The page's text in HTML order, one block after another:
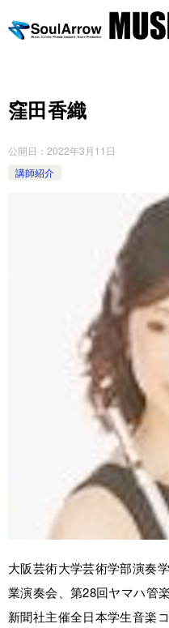
窪田香織
公開日： 2022年3月11日
講師紹介
大阪芸術大学芸術学部演奏
業演奏会、第28回ヤマハ管
新聞社主催全日本学生音楽